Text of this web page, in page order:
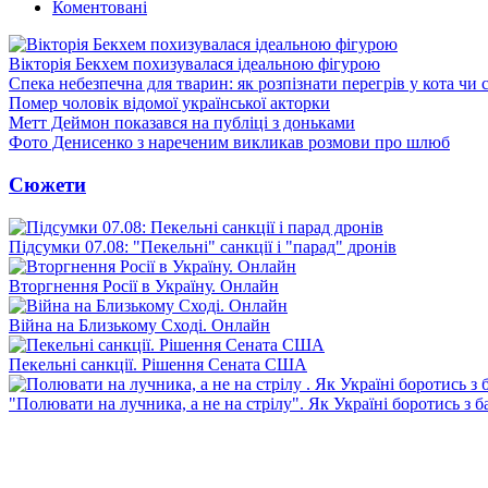
Коментовані
Вікторія Бекхем похизувалася ідеальною фігурою
Спека небезпечна для тварин: як розпізнати перегрів у кота чи
Помер чоловік відомої української акторки
Метт Деймон показався на публіці з доньками
Фото Денисенко з нареченим викликав розмови про шлюб
Сюжети
Підсумки 07.08: "Пекельні" санкції і "парад" дронів
Вторгнення Росії в Україну. Онлайн
Війна на Близькому Сході. Онлайн
Пекельні санкції. Рішення Сената США
"Полювати на лучника, а не на стрілу". Як Україні боротись з